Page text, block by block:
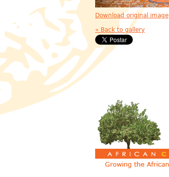
Download original image
« Back to gallery